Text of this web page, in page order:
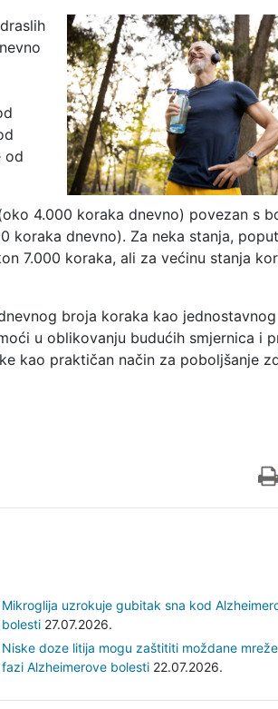
od
4.000 koraka dnevno) povezan s
koraka dnevno). Za neka stanja,
7.000 koraka, ali za većinu stanja
broja koraka kao
u oblikovanju budućih smjernica i
kao praktičan način za poboljšanje
Mikroglija uzrokuje gubitak sna kod
bolesti 27.07.2026.
Niske doze litija mogu zaštititi moždane
fazi Alzheimerove bolesti 22.07.2026.